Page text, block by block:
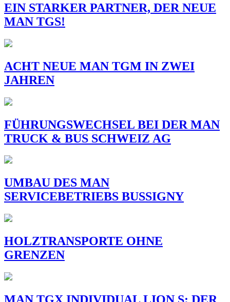
EIN STARKER PARTNER, DER NEUE
MAN TGS!
ACHT NEUE MAN TGM IN ZWEI
JAHREN
FÜHRUNGSWECHSEL BEI DER MAN
TRUCK & BUS SCHWEIZ AG
UMBAU DES MAN
SERVICEBETRIEBS BUSSIGNY
HOLZTRANSPORTE OHNE
GRENZEN